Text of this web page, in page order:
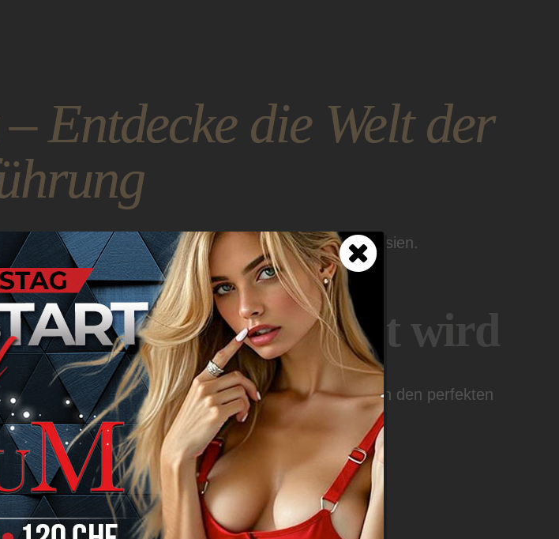
Entdecke die Welt der
Genüsse und die Erfüllung deiner geheimsten Fantasien.
Wo Erotik zur Kunst wird
Räumlichkeiten und bezaubernden Damen schaffen den perfekten
Erlebnisse.
PUR